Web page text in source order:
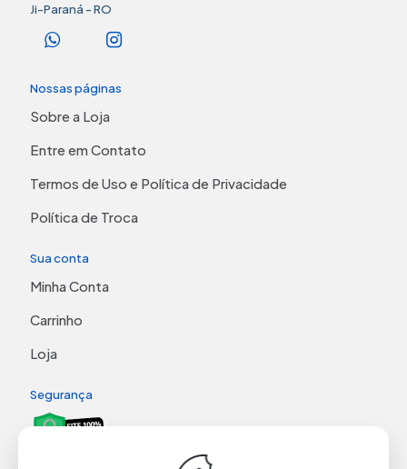
Ji-Paraná - RO
Nossas páginas
Sobre a Loja
Entre em Contato
Termos de Uso e Política de Privacidade
Política de Troca
Sua conta
Minha Conta
Carrinho
Loja
Segurança